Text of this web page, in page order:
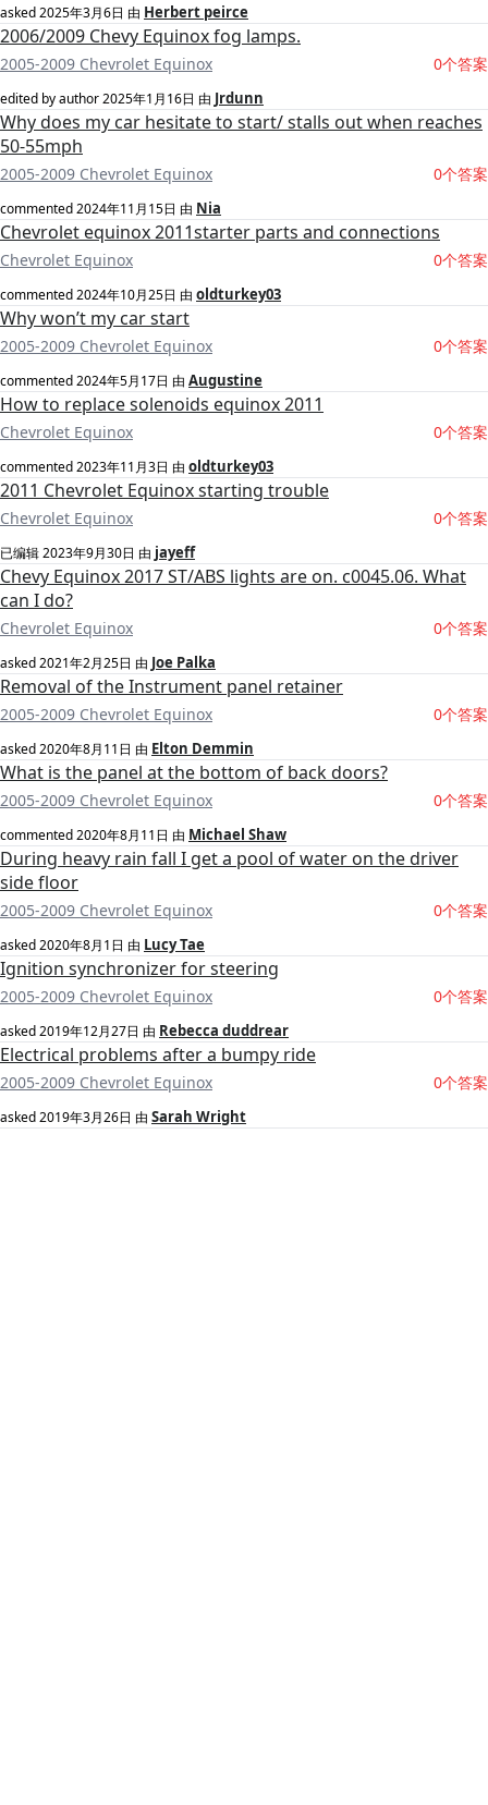
asked2025年3月6日 由 Herbert peirce
2006/2009 Chevy Equinox fog lamps.
2005-2009 Chevrolet Equinox 0个答案
edited by author2025年1月16日 由 Jrdunn
Why does my car hesitate to start/ stalls out when reaches
50-55mph
2005-2009 Chevrolet Equinox 0个答案
commented2024年11月15日 由 Nia
Chevrolet equinox 2011starter parts and connections
Chevrolet Equinox 0个答案
commented2024年10月25日 由 oldturkey03
Why won’t my car start
2005-2009 Chevrolet Equinox 0个答案
commented2024年5月17日 由 Augustine
How to replace solenoids equinox 2011
Chevrolet Equinox 0个答案
commented2023年11月3日 由 oldturkey03
2011 Chevrolet Equinox starting trouble
Chevrolet Equinox 0个答案
已编辑2023年9月30日 由 jayeff
Chevy Equinox 2017 ST/ABS lights are on. c0045.06. What
can I do?
Chevrolet Equinox 0个答案
asked2021年2月25日 由 Joe Palka
Removal of the Instrument panel retainer
2005-2009 Chevrolet Equinox 0个答案
asked2020年8月11日 由 Elton Demmin
What is the panel at the bottom of back doors?
2005-2009 Chevrolet Equinox 0个答案
commented2020年8月11日 由 Michael Shaw
During heavy rain fall I get a pool of water on the driver
side floor
2005-2009 Chevrolet Equinox 0个答案
asked2020年8月1日 由 Lucy Tae
Ignition synchronizer for steering
2005-2009 Chevrolet Equinox 0个答案
asked2019年12月27日 由 Rebecca duddrear
Electrical problems after a bumpy ride
2005-2009 Chevrolet Equinox 0个答案
asked2019年3月26日 由 Sarah Wright